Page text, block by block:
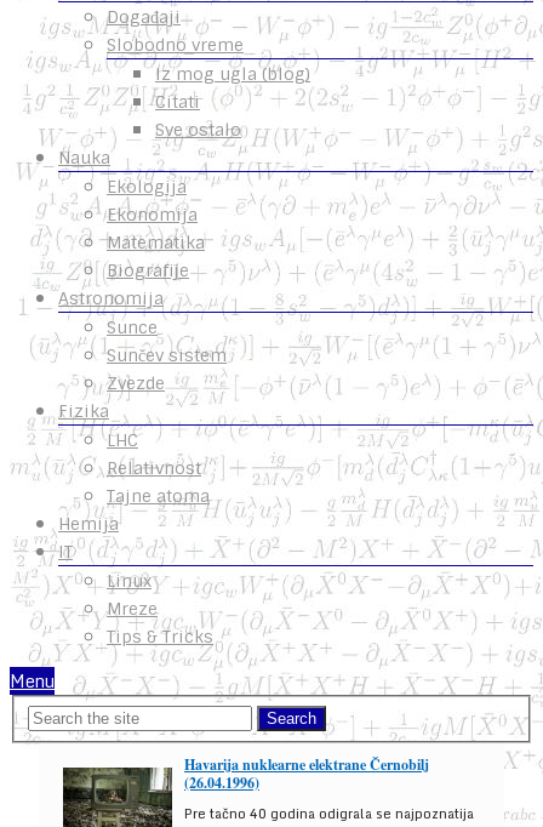
Događaji
Slobodno vreme
Iz mog ugla (blog)
Citati
Sve ostalo
Nauka
Ekologija
Ekonomija
Matematika
Biografije
Astronomija
Sunce
Sunčev sistem
Zvezde
Fizika
LHC
Relativnost
Tajne atoma
Hemija
IT
Linux
Mreze
Tips & Tricks
Menu
Havarija nuklearne elektrane Černobilj
(26.04.1996)
Pre tačno 40 godina odigrala se najpoznatija